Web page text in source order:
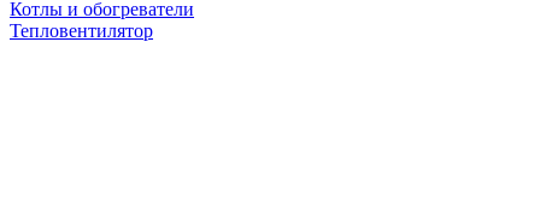
Котлы и обогреватели
Тепловентилятор